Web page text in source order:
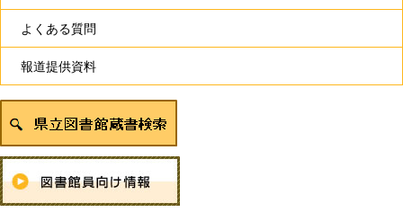
よくある質問
報道提供資料